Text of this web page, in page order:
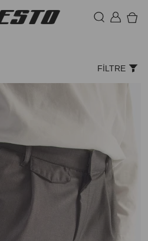
FILTRE